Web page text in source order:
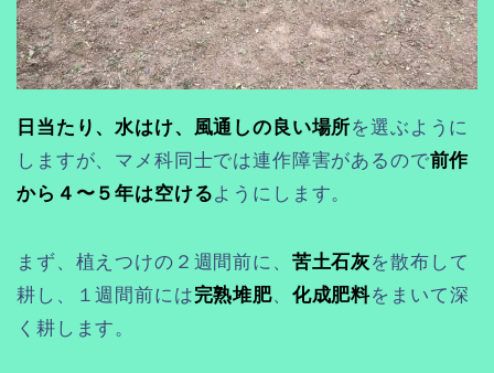
日当たり、水はけ、風通しの良い場所を選ぶように
しますが、マメ科同士では連作障害があるので前作
から４〜５年は空けるようにします。
まず、植えつけの２週間前に、 苦土石灰を散布して
耕し、１週間前には完熟堆肥、 化成肥料をまいて深
く耕します。